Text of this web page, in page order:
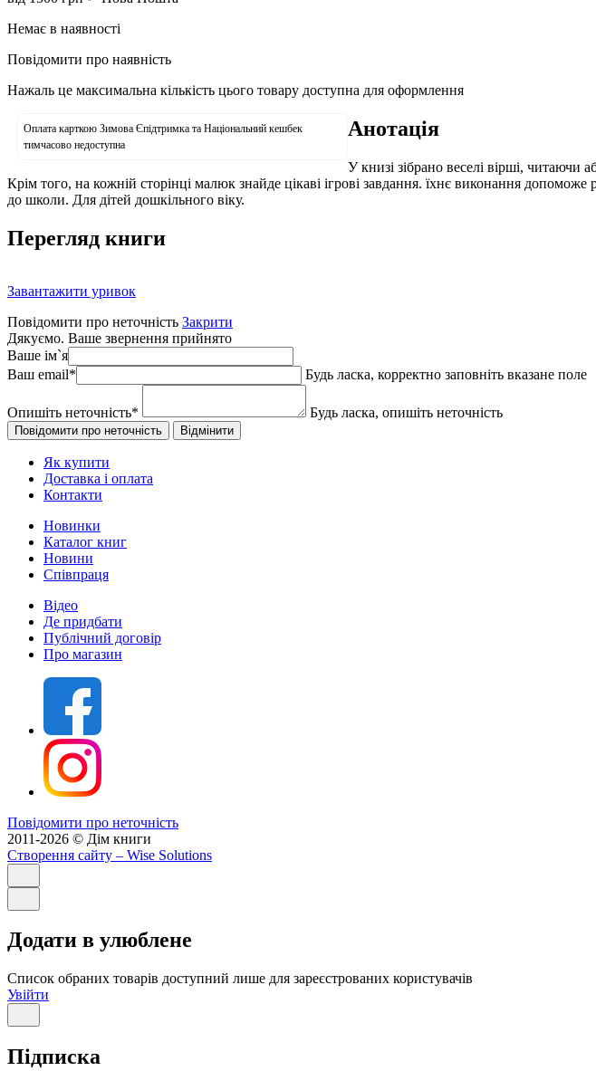
Немає в наявності
Повідомити про наявність
Нажаль це максимальна кількість цього товару доступна для оформлення
Оплата карткою Зимова Єпідтримка та Національний кешбек
тимчасово недоступна
Анотація
У книзі зібрано веселі вірші, читаючи
Крім того, на кожній сторінці малюк знайде цікаві ігрові завдання. їхнє виконання
до школи. Для дітей дошкільного віку.
Перегляд книги
Завантажити уривок
Повідомити про неточність Закрити
Дякуємо. Ваше звернення прийнято
Ваше ім`я
Ваш email* Будь ласка, корректно заповніть вказане поле
Опишіть неточність* Будь ласка, опишіть неточність
Як купити
Доставка і оплата
Контакти
Новинки
Каталог книг
Новини
Співпраця
Відео
Де придбати
Публічний договір
Про магазин
Повідомити про неточність
2011-2026 © Дім книги
Створення сайту – Wise Solutions
Додати в улюблене
Список обраних товарів доступний лише для зареєстрованих користувачів
Увійти
Підписка